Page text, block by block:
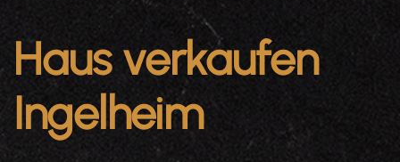
Haus verkaufen
Ingelheim